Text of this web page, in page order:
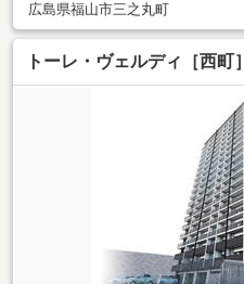
広島県福山市三之丸町
トーレ・ヴェルディ［西町］